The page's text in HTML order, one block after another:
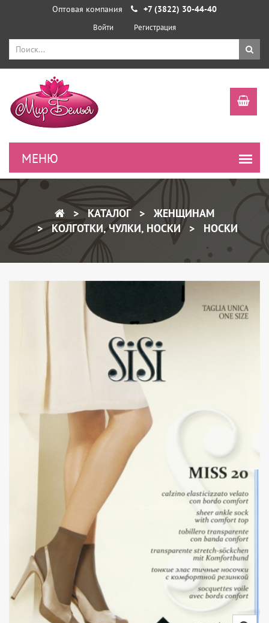
Оптовая компания +7 (3822) 30-44-40
Войти Регистрация
КАТАЛОГ
ЖЕНЩИНАМ
КОЛГОТКИ, ЧУЛКИ, НОСКИ
НОСКИ